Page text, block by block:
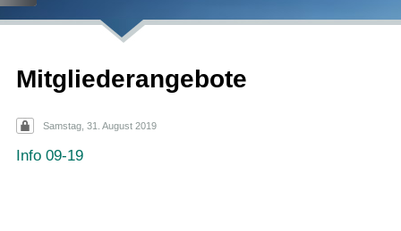
Mitgliederangebote
Samstag, 31. August 2019
Info 09-19